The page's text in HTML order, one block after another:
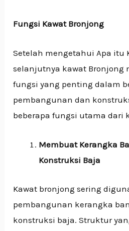
Fungsi Kawat Bronjong
Setelah mengetahui Apa itu
selanjutnya kawat Bronjong
fungsi yang penting dalam
pembangunan dan
beberapa fungsi utama dari
Membuat Kerangka
Konstruksi Baja
Kawat bronjong sering
pembangunan kerangka
konstruksi baja. Struktur